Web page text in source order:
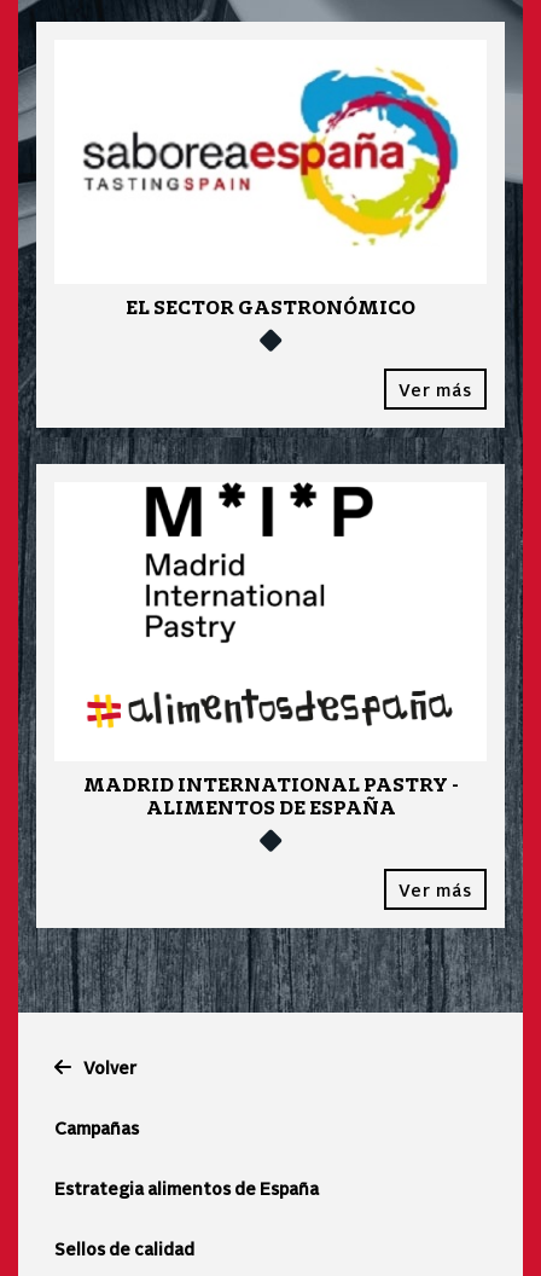
EL SECTOR GASTRONÓMICO
Ver más
MADRID INTERNATIONAL PASTRY -
ALIMENTOS DE ESPAÑA
Ver más
Volver
Campañas
Estrategia alimentos de España
Sellos de calidad